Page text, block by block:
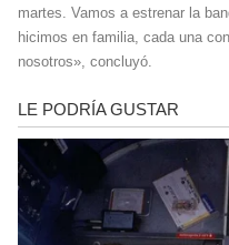
martes. Vamos a estrenar la
hicimos en familia, cada una
nosotros», concluyó.